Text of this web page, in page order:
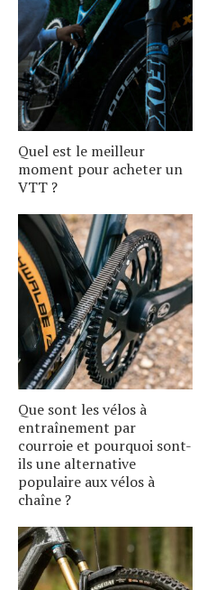
Quel est le meilleur
moment pour acheter un
VTT ?
Que sont les vélos à
entraînement par
courroie et pourquoi sont-
ils une alternative
populaire aux vélos à
chaîne ?